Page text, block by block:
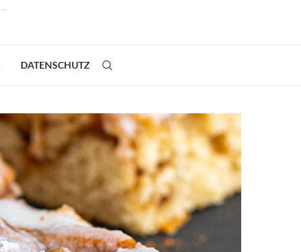
DATENSCHUTZ